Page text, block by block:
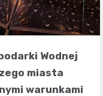
Wodnej
miasta
warunkami